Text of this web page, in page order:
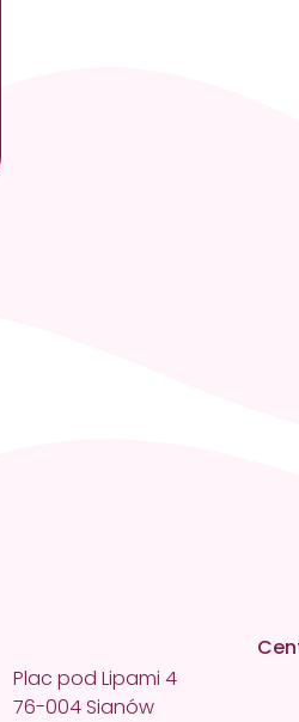
Plac pod Lipami 4
76-004 Sianów